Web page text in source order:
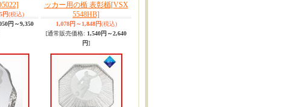
円(税込)
円～9,350
ッカー用の楯 表彰楯[VSX
5548HB]
1,078円～1,848円(税込)
[通常販売価格: 1,540円～2,640
円]